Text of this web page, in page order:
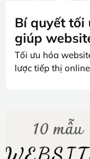
Bí quyết tối
giúp
Tối ưu hóa
lược tiếp thị